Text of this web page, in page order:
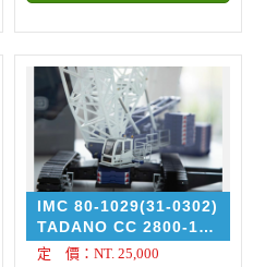
IMC 80-1029(31-0302)
TADANO CC 2800-1
600 ton
定 價：NT. 25,000